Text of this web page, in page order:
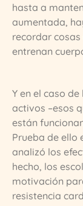
hasta a
aumentada,
recordar
entrenan
Y en el caso
activos –esos
están
Prueba de ello
analizó los
hecho, los
motivación
resistencia